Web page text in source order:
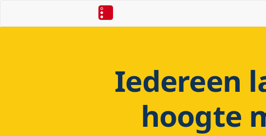
Iedereen
hoogte